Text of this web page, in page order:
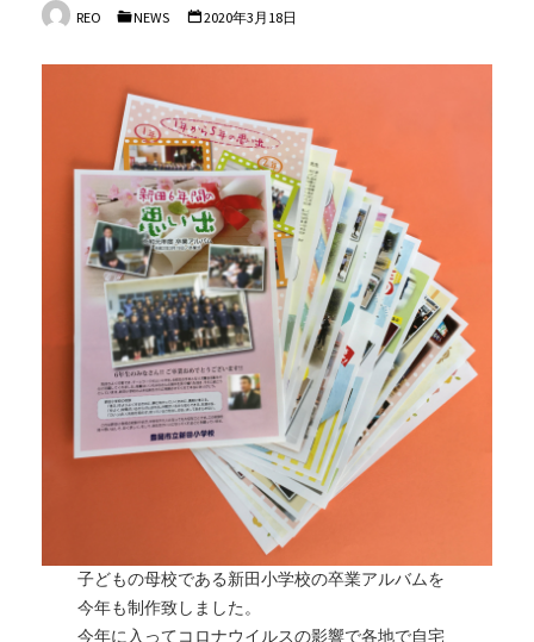
REO NEWS 2020年3月18日
子どもの母校である新田小学校の卒業アルバムを
今年も制作致しました。
今年に入ってコロナウイルスの影響で各地で自宅